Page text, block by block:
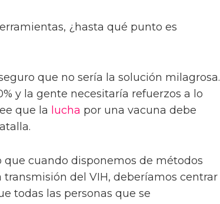
¿hasta qué punto es
que no sería la solución milagrosa.
y la gente necesitaría refuerzos a lo
que la lucha por una vacuna debe
que cuando disponemos de métodos
del VIH, deberíamos centrar
todas las personas que se